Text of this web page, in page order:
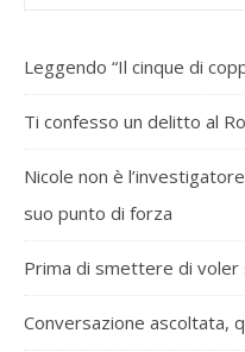
Leggendo “Il cinque di
Ti confesso un delitto al
Nicole non è
suo punto di forza
Prima di smettere di voler
Conversazione ascoltata,